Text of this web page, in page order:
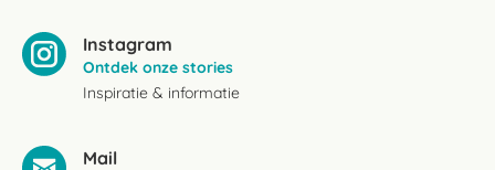
Instagram
Ontdek onze stories
Inspiratie & informatie
Mail